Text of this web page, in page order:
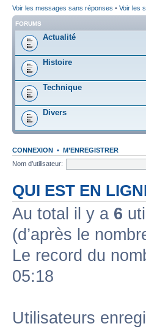
Voir les messages sans réponses • Voir les
FORUMS
Actualité
Histoire
Technique
Divers
CONNEXION • M’ENREGISTRER
Nom d’utilisateur:
QUI EST EN
Au total il y a 6
(d’après le
Le record du
05:18
Utilisateurs